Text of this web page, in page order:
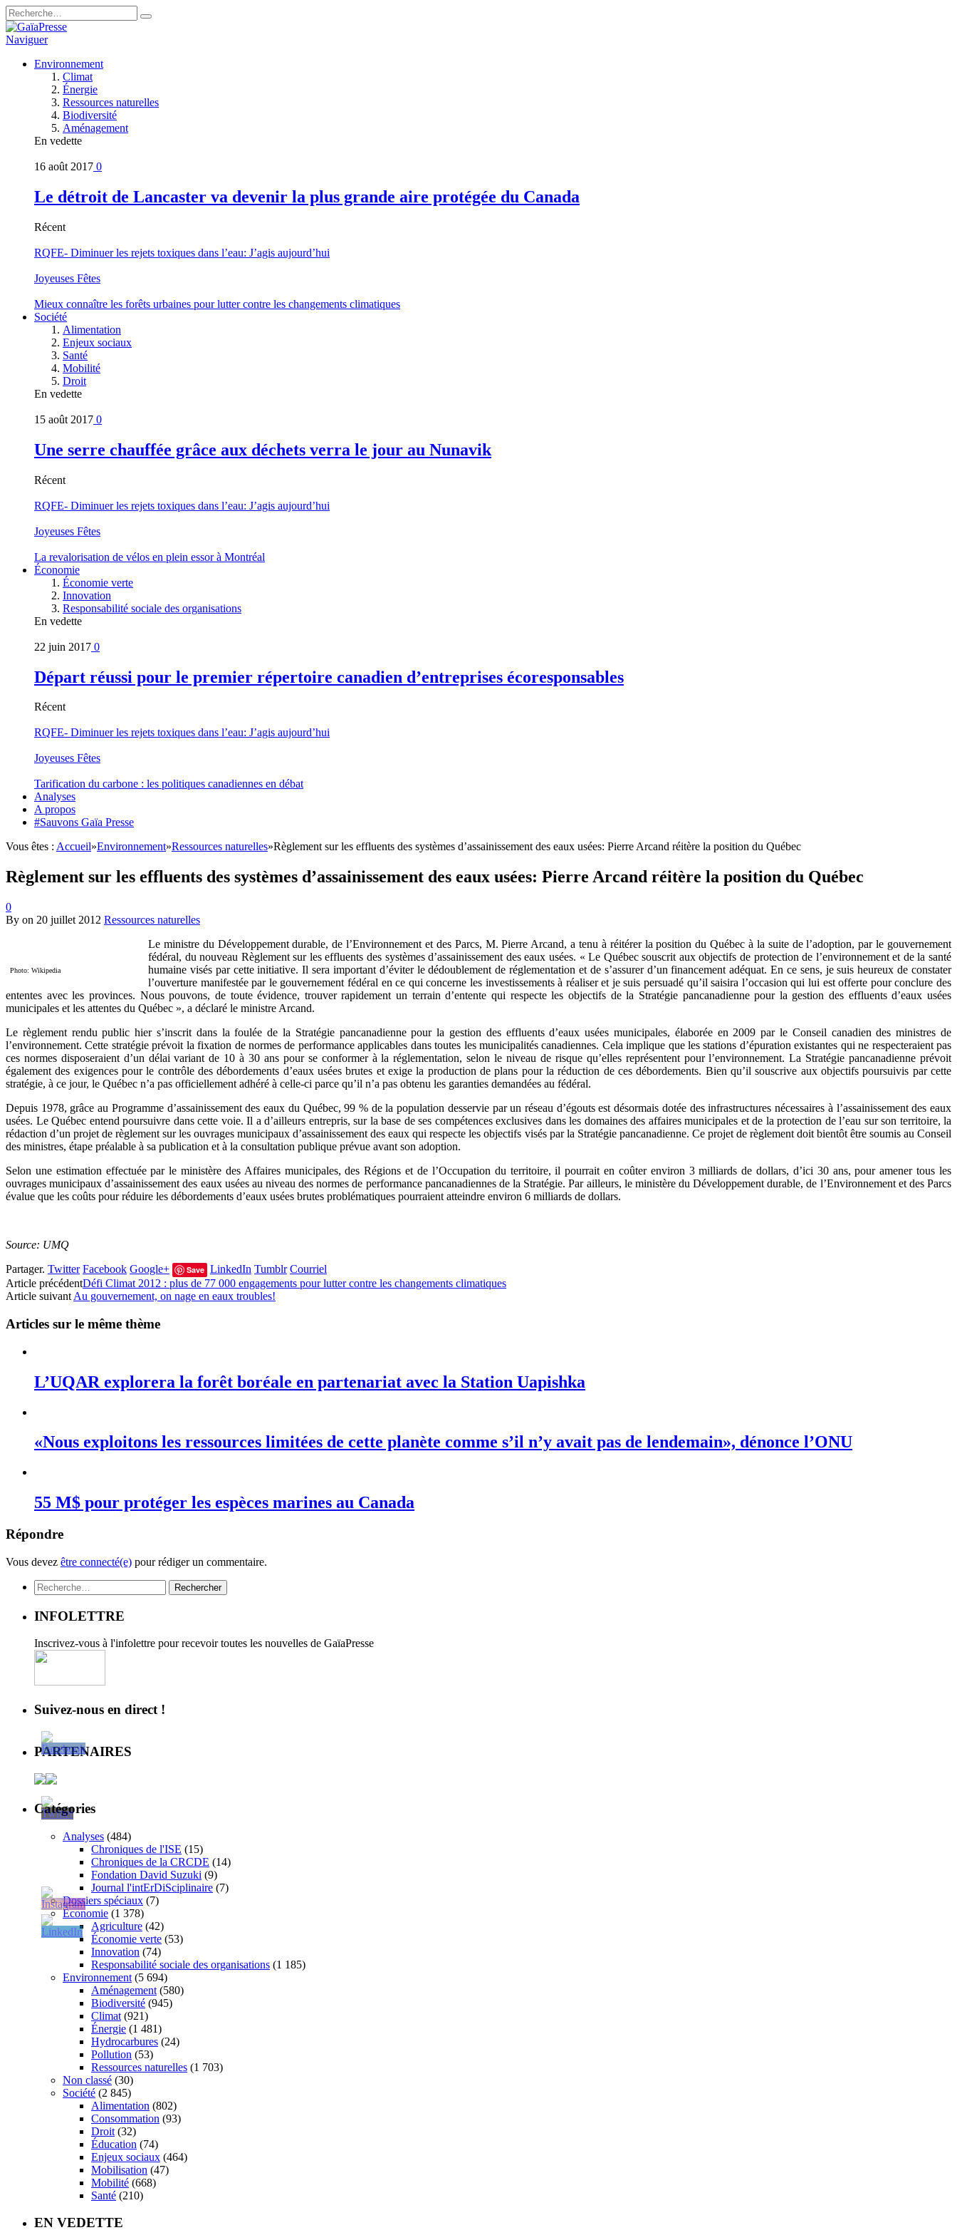
Naviguer
Environnement
Climat
Énergie
Ressources naturelles
Biodiversité
Aménagement
En vedette
16 août 2017 0
Le détroit de Lancaster va devenir la plus grande aire protégée du Canada
Récent
RQFE- Diminuer les rejets toxiques dans l’eau: J’agis aujourd’hui
Joyeuses Fêtes
Mieux connaître les forêts urbaines pour lutter contre les changements climatiques
Société
Alimentation
Enjeux sociaux
Santé
Mobilité
Droit
En vedette
15 août 2017 0
Une serre chauffée grâce aux déchets verra le jour au Nunavik
Récent
RQFE- Diminuer les rejets toxiques dans l’eau: J’agis aujourd’hui
Joyeuses Fêtes
La revalorisation de vélos en plein essor à Montréal
Économie
Économie verte
Innovation
Responsabilité sociale des organisations
En vedette
22 juin 2017 0
Départ réussi pour le premier répertoire canadien d’entreprises écoresponsables
Récent
RQFE- Diminuer les rejets toxiques dans l’eau: J’agis aujourd’hui
Joyeuses Fêtes
Tarification du carbone : les politiques canadiennes en débat
Analyses
A propos
#Sauvons Gaïa Presse
Vous êtes : Accueil»Environnement»Ressources naturelles»Règlement sur les effluents des systèmes d’assainissement des eaux usées: Pierre Arcand réitère la position du Québec
Règlement sur les effluents des systèmes d’assainissement des eaux usées: Pierre Arcand réitère la position du Québec
0
By on 20 juillet 2012 Ressources naturelles
Photo: Wikipedia
Le ministre du Développement durable, de l’Environnement et des Parcs, M. Pierre Arcand, a tenu à réitérer la position du Québec à la suite de l’adoption, par le gouvernement
fédéral, du nouveau Règlement sur les effluents des systèmes d’assainissement des eaux usées. « Le Québec souscrit aux objectifs de protection de l’environnement et de la santé
humaine visés par cette initiative. Il sera important d’éviter le dédoublement de réglementation et de s’assurer d’un financement adéquat. En ce sens, je suis heureux de constater
l’ouverture manifestée par le gouvernement fédéral en ce qui concerne les investissements à réaliser et je suis persuadé qu’il saisira l’occasion qui lui est offerte pour conclure des
ententes avec les provinces. Nous pouvons, de toute évidence, trouver rapidement un terrain d’entente qui respecte les objectifs de la Stratégie pancanadienne pour la gestion des effluents d’eaux usées
municipales et les attentes du Québec », a déclaré le ministre Arcand.
Le règlement rendu public hier s’inscrit dans la foulée de la Stratégie pancanadienne pour la gestion des effluents d’eaux usées municipales, élaborée en 2009 par le Conseil canadien des ministres de
l’environnement. Cette stratégie prévoit la fixation de normes de performance applicables dans toutes les municipalités canadiennes. Cela implique que les stations d’épuration existantes qui ne respecteraient pas
ces normes disposeraient d’un délai variant de 10 à 30 ans pour se conformer à la réglementation, selon le niveau de risque qu’elles représentent pour l’environnement. La Stratégie pancanadienne prévoit
également des exigences pour le contrôle des débordements d’eaux usées brutes et exige la production de plans pour la réduction de ces débordements. Bien qu’il souscrive aux objectifs poursuivis par cette
stratégie, à ce jour, le Québec n’a pas officiellement adhéré à celle-ci parce qu’il n’a pas obtenu les garanties demandées au fédéral.
Depuis 1978, grâce au Programme d’assainissement des eaux du Québec, 99 % de la population desservie par un réseau d’égouts est désormais dotée des infrastructures nécessaires à l’assainissement des eaux
usées. Le Québec entend poursuivre dans cette voie. Il a d’ailleurs entrepris, sur la base de ses compétences exclusives dans les domaines des affaires municipales et de la protection de l’eau sur son territoire, la
rédaction d’un projet de règlement sur les ouvrages municipaux d’assainissement des eaux qui respecte les objectifs visés par la Stratégie pancanadienne. Ce projet de règlement doit bientôt être soumis au Conseil
des ministres, étape préalable à sa publication et à la consultation publique prévue avant son adoption.
Selon une estimation effectuée par le ministère des Affaires municipales, des Régions et de l’Occupation du territoire, il pourrait en coûter environ 3 milliards de dollars, d’ici 30 ans, pour amener tous les
ouvrages municipaux d’assainissement des eaux usées au niveau des normes de performance pancanadiennes de la Stratégie. Par ailleurs, le ministère du Développement durable, de l’Environnement et des Parcs
évalue que les coûts pour réduire les débordements d’eaux usées brutes problématiques pourraient atteindre environ 6 milliards de dollars.
Source: UMQ
Partager. Twitter Facebook Google+ Save LinkedIn Tumblr Courriel
Article précédentDéfi Climat 2012 : plus de 77 000 engagements pour lutter contre les changements climatiques
Article suivant Au gouvernement, on nage en eaux troubles!
Articles sur le même thème
L’UQAR explorera la forêt boréale en partenariat avec la Station Uapishka
«Nous exploitons les ressources limitées de cette planète comme s’il n’y avait pas de lendemain», dénonce l’ONU
55 M$ pour protéger les espèces marines au Canada
Répondre
Vous devez être connecté(e) pour rédiger un commentaire.
Rechercher :
INFOLETTRE
Inscrivez-vous à l'infolettre pour recevoir toutes les nouvelles de GaïaPresse
Suivez-nous en direct !
PARTENAIRES
Catégories
Analyses (484)
Chroniques de l'ISE (15)
Chroniques de la CRCDE (14)
Fondation David Suzuki (9)
Journal l'intErDiSciplinaire (7)
Dossiers spéciaux (7)
Économie (1 378)
Agriculture (42)
Économie verte (53)
Innovation (74)
Responsabilité sociale des organisations (1 185)
Environnement (5 694)
Aménagement (580)
Biodiversité (945)
Climat (921)
Énergie (1 481)
Hydrocarbures (24)
Pollution (53)
Ressources naturelles (1 703)
Non classé (30)
Société (2 845)
Alimentation (802)
Consommation (93)
Droit (32)
Éducation (74)
Enjeux sociaux (464)
Mobilisation (47)
Mobilité (668)
Santé (210)
EN VEDETTE